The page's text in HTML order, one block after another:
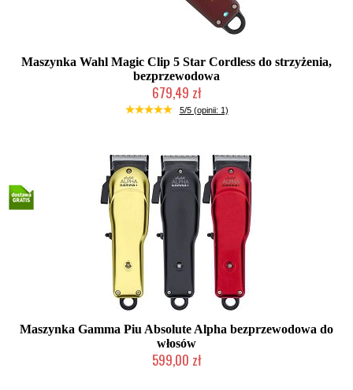
Maszynka Wahl Magic Clip 5 Star Cordless do strzyżenia,
bezprzewodowa
679,49 zł
Duża ilość (wysyłka w 24h)
5/5 (opinii: 1)
Maszynka Gamma Piu Absolute Alpha bezprzewodowa do
włosów
599,00 zł